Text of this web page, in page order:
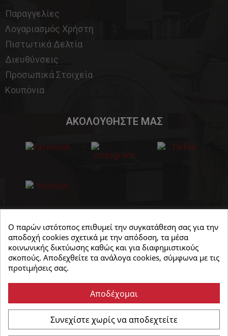
Παραγγελίες
Λογαριασμός Χρήστη
Πιστωτικά Δελτία
Διευθύνσεις
Προσωπικά Στοιχεία
Κουπόνια
ΑΚΟΛΟΥΘΗΣΤΕ ΜΑΣ
Ο παρών ιστότοπος επιθυμεί την συγκατάθεση σας για την
αποδοχή cookies σχετικά με την απόδοση, τα μέσα
κοινωνικής δικτύωσης καθώς και για διαφημιστικούς
σκοπούς. Αποδεχθείτε τα ανάλογα cookies, σύμφωνα με τις
προτιμήσεις σας.
Αποδέχομαι
Συνεχίστε χωρίς να αποδεχτείτε